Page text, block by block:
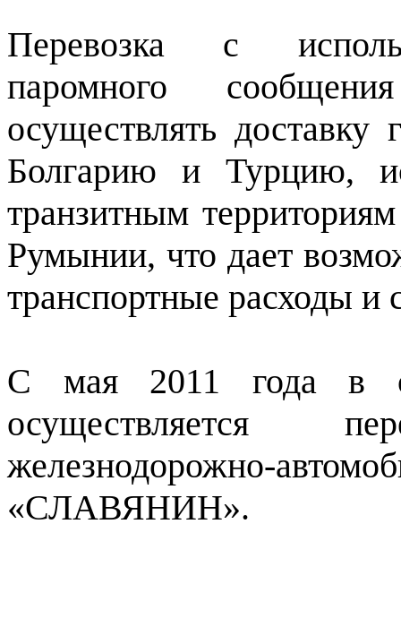
Перевозка с
паромного
осуществлять
Болгарию и Турцию,
транзитным
Румынии, что дает
транспортные расходы и
С мая 2011 года в
осуществляется
железнодорожно-
«СЛАВЯНИН».